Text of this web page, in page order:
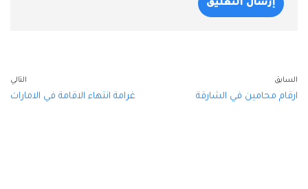
السابق
ارقام محامين في الشارقة
التالي
غرامة انتهاء الاقامة في الامارات